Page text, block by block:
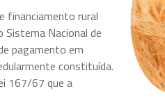
financiamento rural
Nacional de
pagamento em
constituída.
167/67 que a